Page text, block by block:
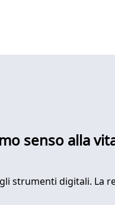
senso alla
strumenti digitali.